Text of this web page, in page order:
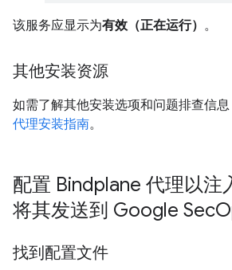
该服务应显示为有效（正在运行） 。
其他安装资源
如需了解其他安装选项和问题排查信
代理安装指南。
配置 Bindplane 代理以注
将其发送到 Google Sec
找到配置文件